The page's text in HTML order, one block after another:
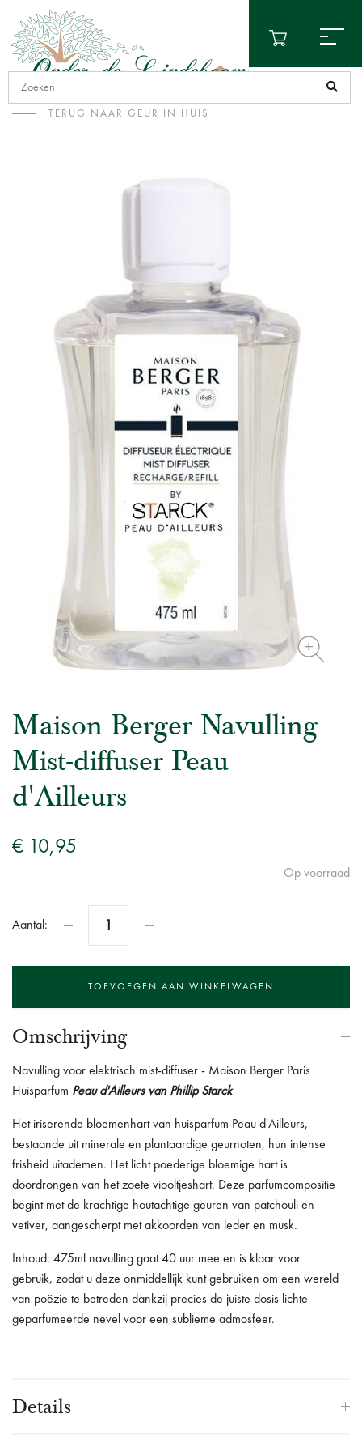
TERUG NAAR GEUR IN HUIS
Maison Berger Navulling
Mist-diffuser Peau
d'Ailleurs
€ 10,95
Op voorraad
Aantal:
Omschrijving
Navulling voor elektrisch mist-diffuser - Maison Berger Paris
Huisparfum Peau d'Ailleurs van Phillip Starck
Het iriserende bloemenhart van huisparfum Peau d'Ailleurs,
bestaande uit minerale en plantaardige geurnoten, hun intense
frisheid uitademen. Het licht poederige bloemige hart is
doordrongen van het zoete viooltjeshart. Deze parfumcompositie
begint met de krachtige houtachtige geuren van patchouli en
vetiver, aangescherpt met akkoorden van leder en musk.
Inhoud: 475ml navulling gaat 40 uur mee en is klaar voor
gebruik, zodat u deze onmiddellijk kunt gebruiken om een wereld
van poëzie te betreden dankzij precies de juiste dosis lichte
geparfumeerde nevel voor een sublieme admosfeer.
Details